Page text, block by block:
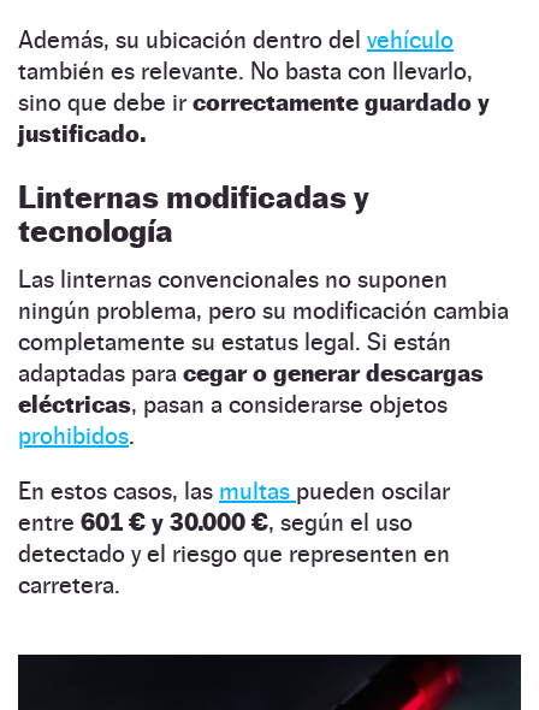
Además, su ubicación dentro del vehículo
también es relevante. No basta con llevarlo,
sino que debe ir correctamente guardado y
justificado.
Linternas modificadas y
tecnología
Las linternas convencionales no suponen
ningún problema, pero su modificación cambia
completamente su estatus legal. Si están
adaptadas para cegar o generar descargas
eléctricas, pasan a considerarse objetos
prohibidos.
En estos casos, las multas pueden oscilar
entre 601 € y 30.000 €, según el uso
detectado y el riesgo que representen en
carretera.